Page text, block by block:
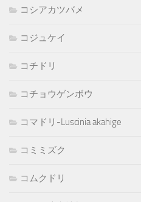
コシアカツバメ
コジュケイ
コチドリ
コチョウゲンボウ
コマドリ-Luscinia akahige
コミミズク
コムクドリ